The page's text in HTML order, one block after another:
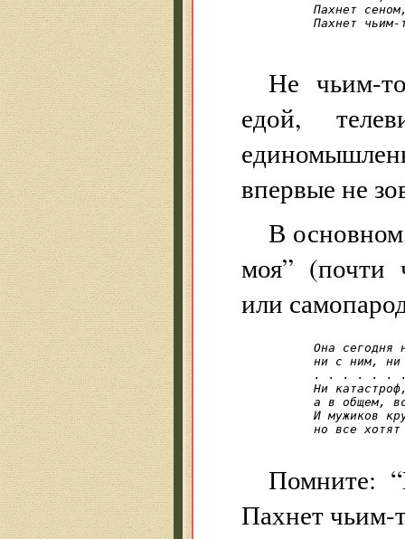
Пахнет
Пахнет
Не чьим-
едой,
впервые не
В
моя” (почти
или
Она сегодня
ни с ним, ни
. . . . . .
Ни
а в общем,
И мужиков
но все
Помните:
Пахнет